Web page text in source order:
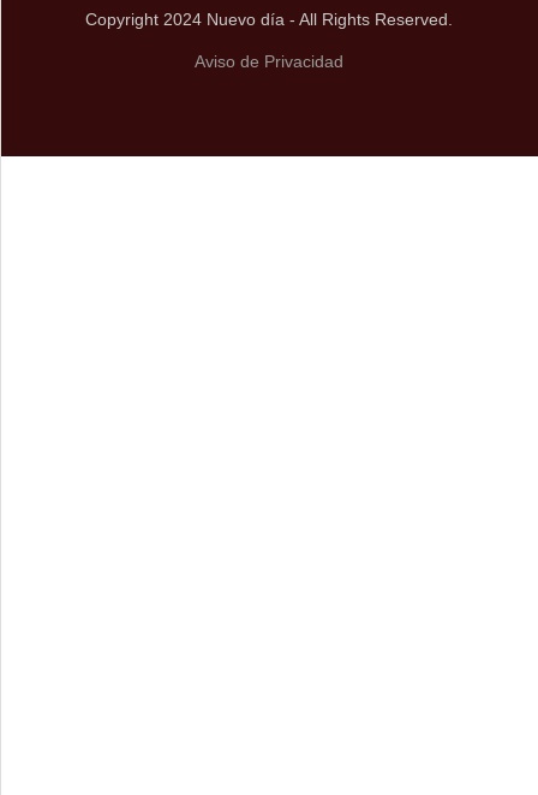
Copyright 2024 Nuevo día - All Rights Reserved.
Aviso de Privacidad